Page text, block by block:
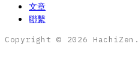
文章
聯繫
Copyright © 2026 HachiZen.